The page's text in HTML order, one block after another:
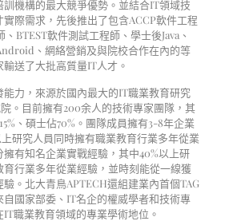
機構的最大競爭優勢。並結合IT領域技
際需求，先後推出了包含ACCP軟件工程
、 BTEST軟件測試工程師、學士後Java、
、網絡營銷及與院校合作在內的等
送了大批高質量IT人才。
力，來源於國內最大的IT職業教育研究
。目前擁有200余人的技術專家團隊，其
、碩士佔70% 。團隊成員擁有3-8年企業
上研究人員同時擁有職業教育行業多年從業
有知名企業實戰經驗，其中40%以上研
行業多年從業經驗，並時刻能從一線獲
驗。北大青鳥APTECH還組建業內首個TAG
國家部委、 IT名企的權威學者和技術專
IT職業教育領域的專業學術地位。